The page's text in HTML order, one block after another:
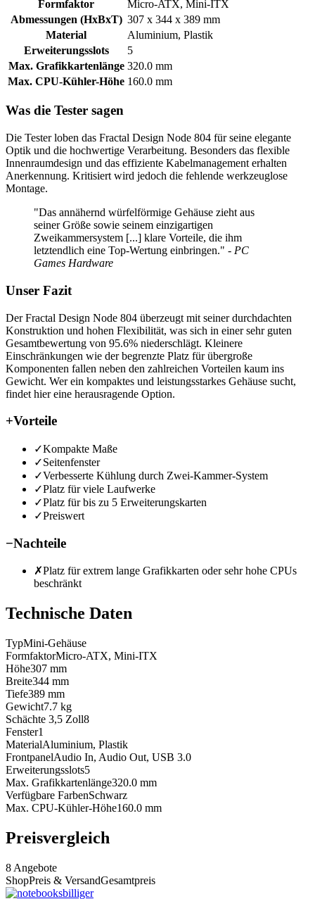
Formfaktor
Micro-ATX, Mini-ITX
Abmessungen (HxBxT) 307 x 344 x 389 mm
Material
Aluminium, Plastik
Erweiterungsslots
5
Max. Grafikkartenlänge 320.0 mm
Max. CPU-Kühler-Höhe 160.0 mm
Was die Tester sagen
Die Tester loben das Fractal Design Node 804 für seine elegante
Optik und die hochwertige Verarbeitung. Besonders das flexible
Innenraumdesign und das effiziente Kabelmanagement erhalten
Anerkennung. Kritisiert wird jedoch die fehlende werkzeuglose
Montage.
"Das annähernd würfelförmige Gehäuse zieht aus
seiner Größe sowie seinem einzigartigen
Zweikammersystem [...] klare Vorteile, die ihm
letztendlich eine Top-Wertung einbringen." - PC
Games Hardware
Unser Fazit
Der Fractal Design Node 804 überzeugt mit seiner durchdachten
Konstruktion und hohen Flexibilität, was sich in einer sehr guten
Gesamtbewertung von 95.6% niederschlägt. Kleinere
Einschränkungen wie der begrenzte Platz für übergroße
Komponenten fallen neben den zahlreichen Vorteilen kaum ins
Gewicht. Wer ein kompaktes und leistungsstarkes Gehäuse sucht,
findet hier eine herausragende Option.
+Vorteile
✓Kompakte Maße
✓Seitenfenster
✓Verbesserte Kühlung durch Zwei-Kammer-System
✓Platz für viele Laufwerke
✓Platz für bis zu 5 Erweiterungskarten
✓Preiswert
−Nachteile
✗Platz für extrem lange Grafikkarten oder sehr hohe CPUs
beschränkt
Technische Daten
TypMini-Gehäuse
FormfaktorMicro-ATX, Mini-ITX
Höhe307 mm
Breite344 mm
Tiefe389 mm
Gewicht7.7 kg
Schächte 3,5 Zoll8
Fenster1
MaterialAluminium, Plastik
FrontpanelAudio In, Audio Out, USB 3.0
Erweiterungsslots5
Max. Grafikkartenlänge320.0 mm
Verfügbare FarbenSchwarz
Max. CPU-Kühler-Höhe160.0 mm
Preisvergleich
8 Angebote
ShopPreis & VersandGesamtpreis